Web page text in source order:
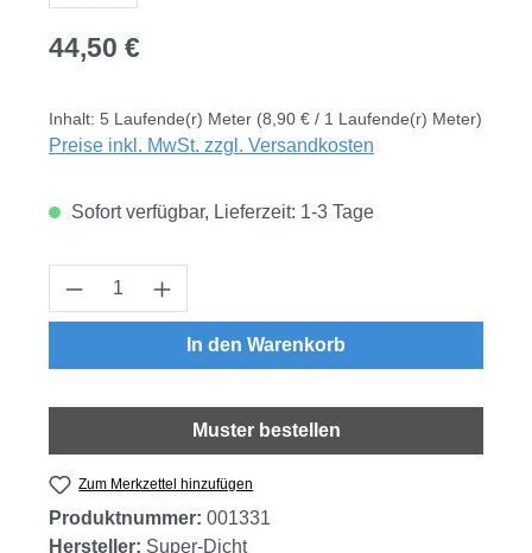
Regulärer Preis:
44,50 €
Inhalt: 5 Laufende(r) Meter (8,90 € / 1 Laufende(r) Meter)
Preise inkl. MwSt. zzgl. Versandkosten
Sofort verfügbar, Lieferzeit: 1-3 Tage
Produkt Anzahl: Gib den gewünschten
In den Warenkorb
Muster bestellen
Zum Merkzettel hinzufügen
Produktnummer: 001331
Hersteller: Super-Dicht